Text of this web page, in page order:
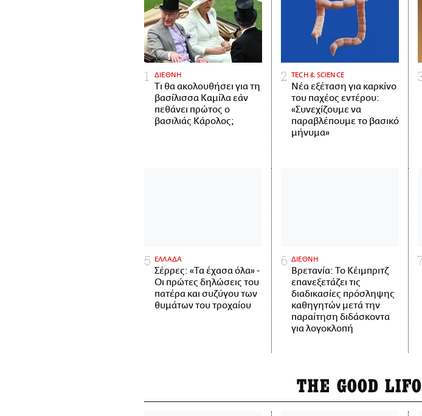
ΔΙΕΘΝΗ
Τι θα ακολουθήσει για τη
βασίλισσα Καμίλα εάν
πεθάνει πρώτος ο
βασιλιάς Κάρολος;
ΤECH & SCIENCE
Νέα εξέταση για καρκίνο
του παχέος εντέρου:
«Συνεχίζουμε να
παραβλέπουμε το βασικό
μήνυμα»
ΕΛΛΑΔΑ
Σέρρες: «Τα έχασα όλα» -
Οι πρώτες δηλώσεις του
πατέρα και συζύγου των
θυμάτων του τροχαίου
ΔΙΕΘΝΗ
Βρετανία: Το Κέιμπριτζ
επανεξετάζει τις
διαδικασίες πρόσληψης
καθηγητών μετά την
παραίτηση διδάσκοντα
για λογοκλοπή
THE GOOD LIFO